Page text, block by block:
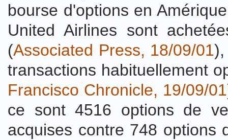
bourse d'options en
United Airlines sont
(Associated Press, 18/09/01
transactions habituellement
Francisco Chronicle, 19/09/01
ce sont 4516 options de
acquises contre 748 options